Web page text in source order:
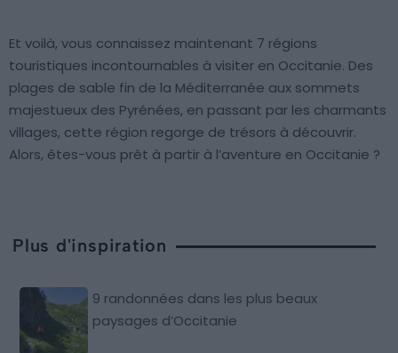
Et voilà, vous connaissez maintenant 7 régions
touristiques incontournables à visiter en Occitanie. Des
plages de sable fin de la Méditerranée aux sommets
majestueux des Pyrénées, en passant par les charmants
villages, cette région regorge de trésors à découvrir.
Alors, êtes-vous prêt à partir à l’aventure en Occitanie ?
Plus d'inspiration
9 randonnées dans les plus beaux
paysages d’Occitanie